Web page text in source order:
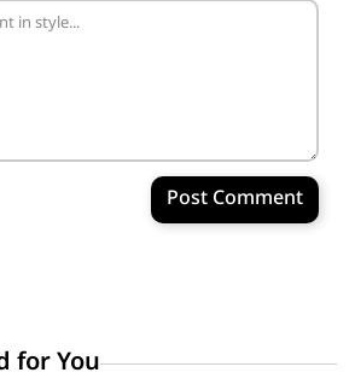
Post Comment
for You